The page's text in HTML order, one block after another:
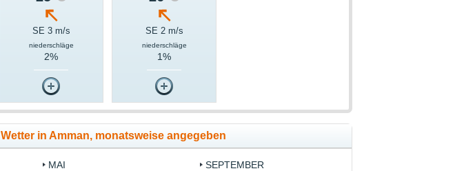
SE 3 m/s
niederschläge
2%
SE 2 m/s
niederschläge
1%
Wetter in Amman, monatsweise angegeben
MAI
SEPTEMBER